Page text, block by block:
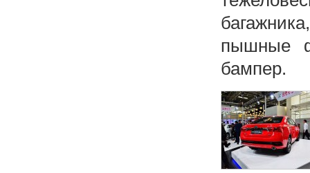
пышные
бампер.